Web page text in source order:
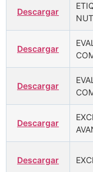
Descargar
Descargar
Descargar
Descargar
Descargar